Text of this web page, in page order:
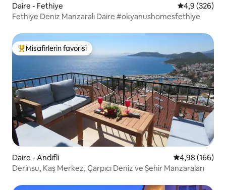
Daire - Fethiye 5 üzerinden
4,9 (326)
Fethiye Deniz Manzaralı Daire #okyanushomesfethiye
Misafirlerin favorilerinden en beğenilenler arasında
Misafirlerin favorisi
Daire - Andifli 5 üzerinden
4,98 (166)
Derinsu, Kaş Merkez, Çarpıcı Deniz ve Şehir Manzaraları